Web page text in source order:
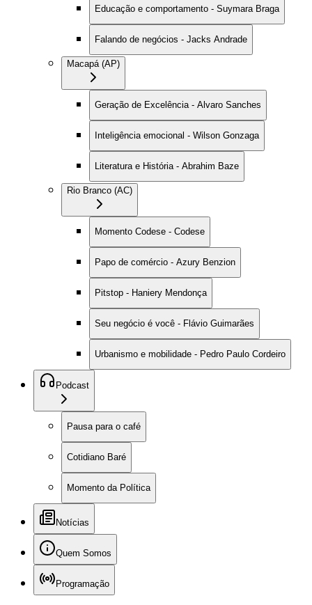
Educação e comportamento - Suymara Braga
Falando de negócios - Jacks Andrade
Macapá (AP)
Geração de Excelência - Alvaro Sanches
Inteligência emocional - Wilson Gonzaga
Literatura e História - Abrahim Baze
Rio Branco (AC)
Momento Codese - Codese
Papo de comércio - Azury Benzion
Pitstop - Haniery Mendonça
Seu negócio é você - Flávio Guimarães
Urbanismo e mobilidade - Pedro Paulo Cordeiro
Podcast
Pausa para o café
Cotidiano Baré
Momento da Política
Notícias
Quem Somos
Programação